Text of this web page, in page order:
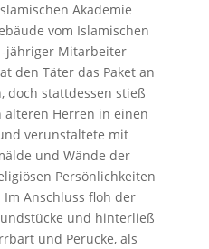
Akademie
vom Islamischen
jähriger Mitarbeiter
den Täter das Paket an
doch stattdessen stieß
Herren in einen
verunstaltete mit
und Wände der
Persönlichkeiten
Anschluss floh der
und hinterließ
und Perücke, als